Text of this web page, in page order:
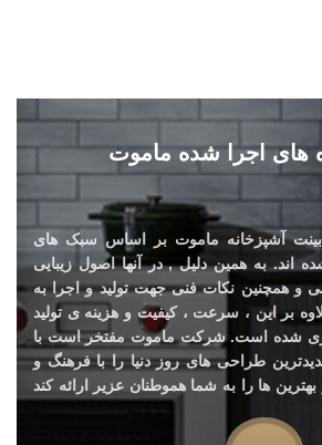
های اجرا شده ماموت
آشپزخانه ماموت بر اساس سبک های
اند. به همین دلیل , در آنها اصول زیبایی
و همچنین نکات فنی جهت تولید و اجرا به
بر این ، سرعت ، کیفیت و هزینه ی تولید
شده است. شرکت ماموت مفتخر است با
طراحی های روز دنیا را با فرهنگ و
ها را به شما هموطنان عزیر ارائه کند